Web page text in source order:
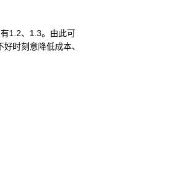
1.2、1.3。由此可
时刻意降低成本、